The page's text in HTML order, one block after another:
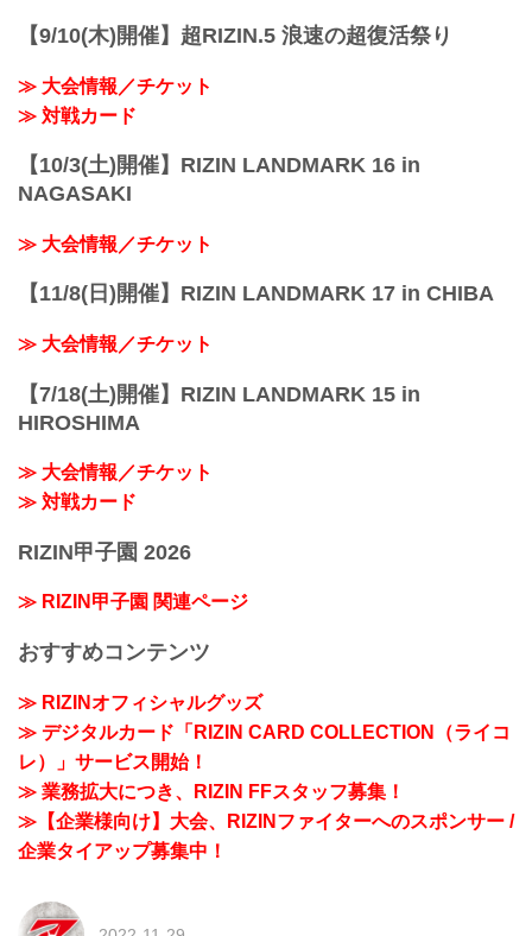
RIZIN MMAルール：5分 3R（61.0kg）
（W...
【9/10(木)開催】超RIZIN.5 浪速の超復活祭り
≫ 大会情報／チケット
≫ 対戦カード
【10/3(土)開催】RIZIN LANDMARK 16 in
NAGASAKI
≫ 大会情報／チケット
【11/8(日)開催】RIZIN LANDMARK 17 in CHIBA
≫ 大会情報／チケット
【7/18(土)開催】RIZIN LANDMARK 15 in
HIROSHIMA
≫ 大会情報／チケット
≫ 対戦カード
RIZIN甲子園 2026
≫ RIZIN甲子園 関連ページ
おすすめコンテンツ
≫ RIZINオフィシャルグッズ
≫ デジタルカード「RIZIN CARD COLLECTION（ライコ
レ）」サービス開始！
≫ 業務拡大につき、RIZIN FFスタッフ募集！
≫【企業様向け】大会、RIZINファイターへのスポンサー /
企業タイアップ募集中！